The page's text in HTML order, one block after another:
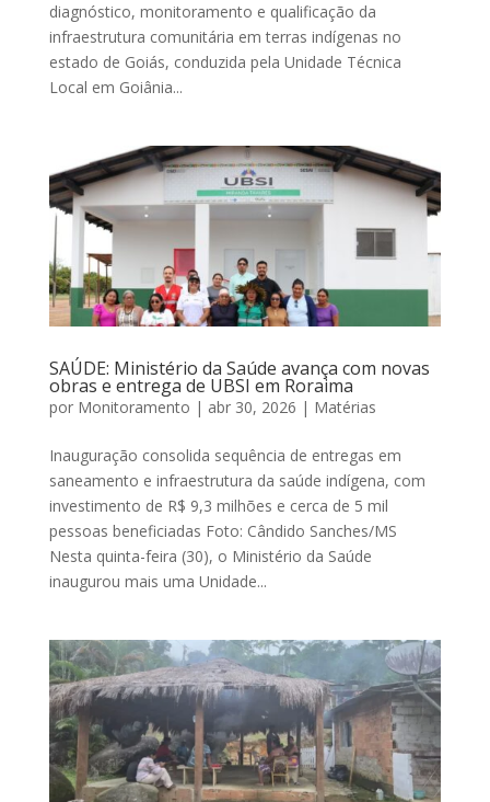
diagnóstico, monitoramento e qualificação da
infraestrutura comunitária em terras indígenas no
estado de Goiás, conduzida pela Unidade Técnica
Local em Goiânia...
SAÚDE: Ministério da Saúde avança com novas
obras e entrega de UBSI em Roraima
por Monitoramento | abr 30, 2026 | Matérias
Inauguração consolida sequência de entregas em
saneamento e infraestrutura da saúde indígena, com
investimento de R$ 9,3 milhões e cerca de 5 mil
pessoas beneficiadas Foto: Cândido Sanches/MS
Nesta quinta-feira (30), o Ministério da Saúde
inaugurou mais uma Unidade...